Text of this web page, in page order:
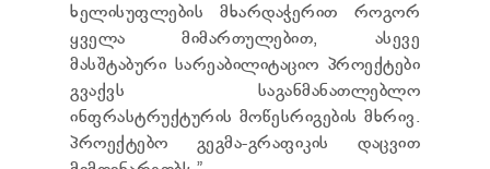
ხელისუფლების მხარდაჭერით როგორ
ყველა მიმართულებით, ასევე
მასშტაბური სარეაბილიტაციო პროექტები
გვაქვს საგანმანათლებლო
ინფრასტრუქტურის მოწესრიგების მხრივ.
პროექტებო გეგმა-გრაფიკის დაცვით